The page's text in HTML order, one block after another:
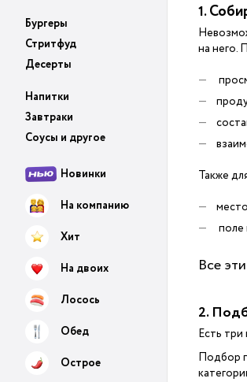
Бургеры
Стритфуд
Десерты
Напитки
Завтраки
Соусы и другое
Новинки
На компанию
Хит
На двоих
Лосось
Обед
Острое
1.
на него.
Также
поле
Все
2.
Есть
Подбор